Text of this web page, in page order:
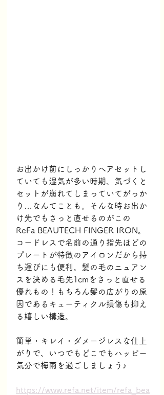
お出かけ前にしっかりヘアセットし
ていても湿気が多い時期、気づくと
セットが崩れてしまっていてがっか
り…なんてことも。そんな時お出か
け先でもさっと直せるのがこの
ReFa BEAUTECH FINGER IRON。
コードレスで名前の通り指先ほどの
プレートが特徴のアイロンだから持
ち運びにも便利。髪の毛のニュアン
スを決める毛先1cmをさっと直せる
優れもの！もちろん髪の広がりの原
因であるキューティクル損傷も抑え
る嬉しい構造。
簡単・キレイ・ダメージレスな仕上
がりで、いつでもどこでもハッピー
気分で梅雨を過ごしましょう♪
https://www.refa.net/item/refa_bea